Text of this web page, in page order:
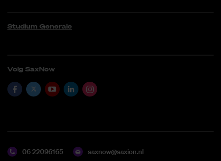
Studium Generale
Volg SaxNow
06 22096165 saxnow@saxion.nl